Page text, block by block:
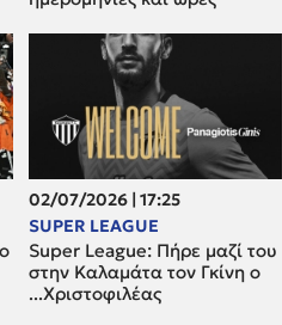
02/07/2026 | 17:25
SUPER LEAGUE
Super League: Πήρε μαζί του
στην Καλαμάτα τον Γκίνη ο
...Χριστοφιλέας